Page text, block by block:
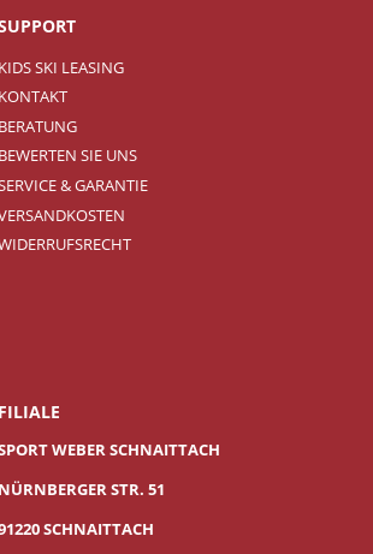
KIDS SKI LEASING
KONTAKT
BERATUNG
BEWERTEN SIE UNS
& GARANTIE
FILIALE
WEBER SCHNAITTACH
NÜRNBERGER STR. 51
SCHNAITTACH